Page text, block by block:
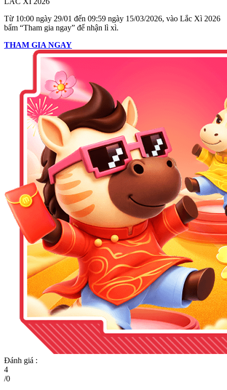
Từ 10:00 ngày 29/01 đến 09:59 ngày 15/03/2026, vào Lắc Xì 2026
bấm “Tham gia ngay” để nhận lì xì.
THAM GIA NGAY
Đánh giá :
4
/0